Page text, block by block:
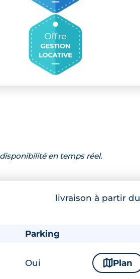
en temps réel.
livraison à partir du
Parking
Oui 🗞 Plan